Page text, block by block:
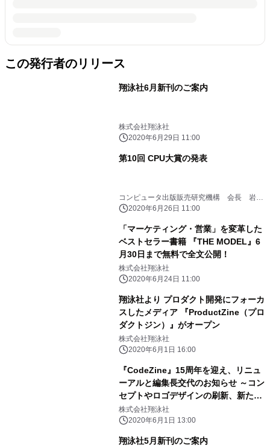
この発行者のリリース
翔泳社6月新刊のご案内
株式会社翔泳社
2020年6月29日 11:00
第10回 CPU大賞の発表
コンピュータ出版販売研究機構 会長 岩切
晃子（翔泳社）
2020年6月26日 11:00
「マーケティング・営業」を変革した
ベストセラー書籍 『THE MODEL』6
月30日まで無料で全文公開！
株式会社翔泳社
2020年6月24日 11:00
翔泳社より プロダクト開発にフォーカ
スしたメディア 『ProductZine（プロ
ダクトジン）』がオープン
株式会社翔泳社
2020年6月1日 16:00
『CodeZine』15周年を迎え、リニュ
ーアルと編集長交代のお知らせ ～コン
セプトやロゴデザインの刷新、新たな
サブメディアの誕生～
株式会社翔泳社
2020年6月1日 13:00
翔泳社5月新刊のご案内